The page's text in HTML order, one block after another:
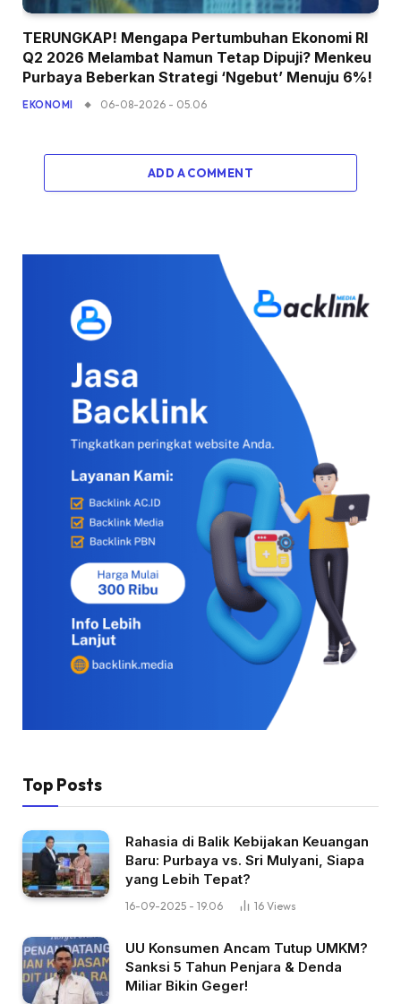
TERUNGKAP! Mengapa Pertumbuhan Ekonomi RI
Q2 2026 Melambat Namun Tetap Dipuji? Menkeu
Purbaya Beberkan Strategi ‘Ngebut’ Menuju 6%!
EKONOMI 06-08-2026 - 05.06
ADD A COMMENT
Top Posts
Rahasia di Balik Kebijakan Keuangan
Baru: Purbaya vs. Sri Mulyani, Siapa
yang Lebih Tepat?
16-09-2025 - 19.06 16 Views
UU Konsumen Ancam Tutup UMKM?
Sanksi 5 Tahun Penjara & Denda
Miliar Bikin Geger!